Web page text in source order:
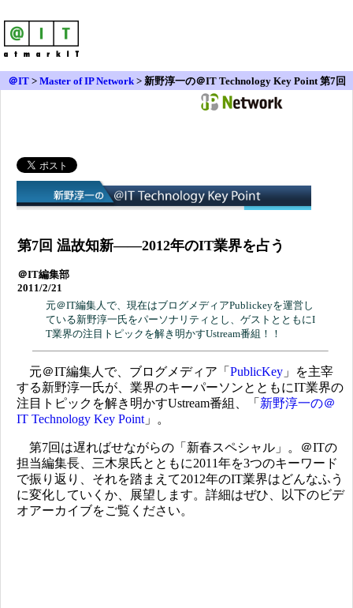
＠IT > Master of IP Network > 新野淳一の＠IT Technology Key Point 第7回
第7回 温故知新――2012年のIT業界を占う
＠IT編集部
2011/2/21
元＠IT編集人で、現在はブログメディアPublickeyを運営し
ている新野淳一氏をパーソナリティとし、ゲストとともにI
T業界の注目トピックを解き明かすUstream番組！！
元＠IT編集人で、ブログメディア「 PublicKey 」を主宰
する新野淳一氏が、業界のキーパーソンとともにIT業界の
注目トピックを解き明かすUstream番組、「 新野淳一の＠
IT Technology Key Point」。
第7回は遅ればせながらの「新春スペシャル」。＠ITの
担当編集長、三木泉氏とともに2011年を3つのキーワード
で振り返り、それを踏まえて2012年のIT業界はどんなふう
に変化していくか、展望します。詳細はぜひ、以下のビデ
オアーカイブをご覧ください。